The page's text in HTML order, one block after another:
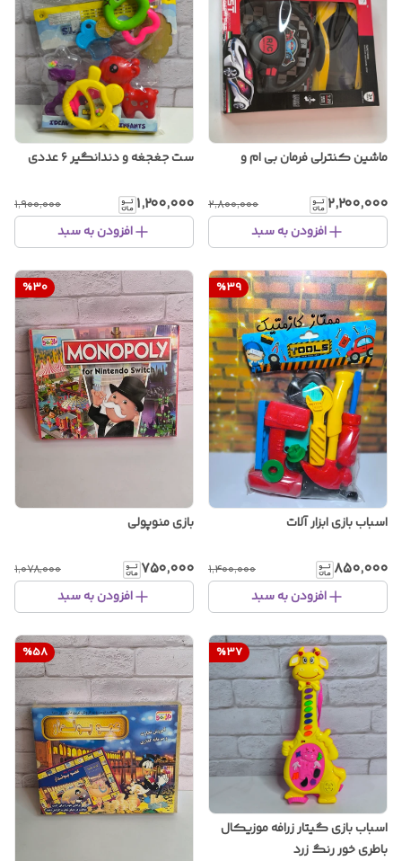
ماشین کنترلی فرمان بی ام و
۲٬۲۰۰٬۰۰۰ ۲٬۸۰۰٬۰۰۰
افزودن به سبد
ست جغجغه و دندانگیر ۶ عددی
۱٬۲۰۰٬۰۰۰ ۱٬۹۰۰٬۰۰۰
افزودن به سبد
%39
اسباب بازی ابزار آلات
۸۵۰٬۰۰۰ ۱٬۴۰۰٬۰۰۰
افزودن به سبد
%30
بازی منوپولی
۷۵۰٬۰۰۰ ۱٬۰۷۸٬۰۰۰
افزودن به سبد
%37
اسباب بازی گیتار زرافه موزیکال
باطری خور رنگ زرد
%58